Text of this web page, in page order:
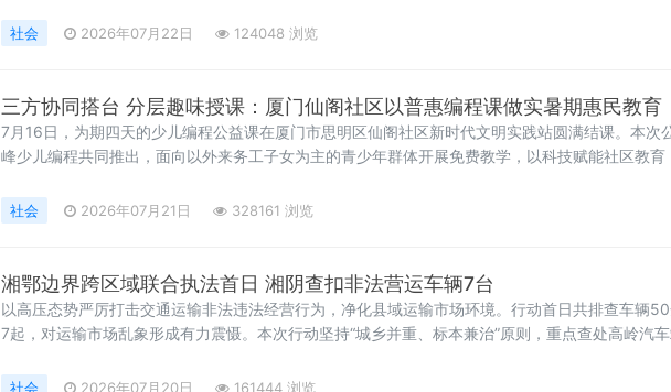
社会 2026年07月22日 124048 浏览
三方协同搭台 分层趣味授课：厦门仙阁社区以普惠编程课做实暑期惠民教育
7月16日，为期四天的少儿编程公益课在厦门市思明区仙阁社区新时代文明实践站圆满结课。本次
峰少儿编程共同推出，面向以外来务工子女为主的青少年群体开展免费教学，以科技赋能社区教育
社会 2026年07月21日 328161 浏览
湘鄂边界跨区域联合执法首日 湘阴查扣非法营运车辆7台
以高压态势严厉打击交通运输非法违法经营行为，净化县域运输市场环境。行动首日共排查车辆
7起，对运输市场乱象形成有力震慑。本次行动坚持“城乡并重、标本兼治”原则，重点查处高岭汽
社会 2026年07月20日 161444 浏览